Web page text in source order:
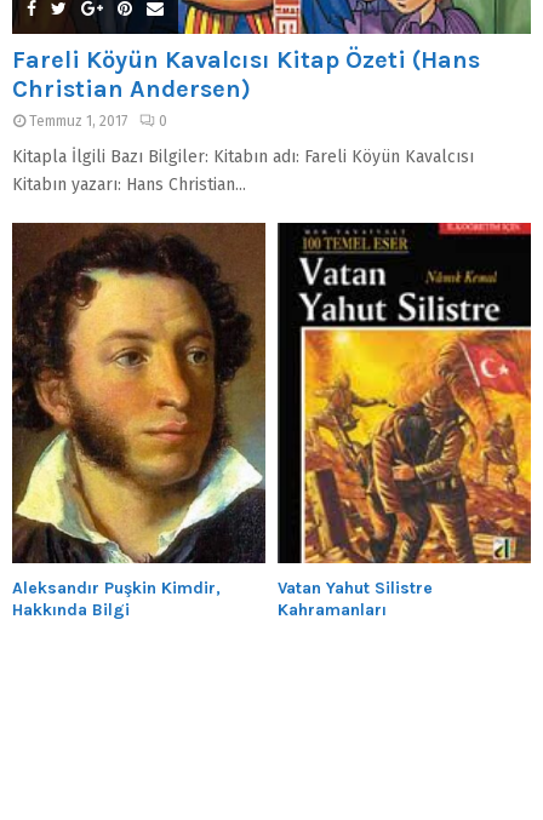
Fareli Köyün Kavalcısı Kitap Özeti (Hans
Christian Andersen)
Temmuz 1, 2017 0
Kitapla İlgili Bazı Bilgiler: Kitabın adı: Fareli Köyün Kavalcısı
Kitabın yazarı: Hans Christian...
Aleksandır Puşkin Kimdir,
Hakkında Bilgi
Vatan Yahut Silistre
Kahramanları